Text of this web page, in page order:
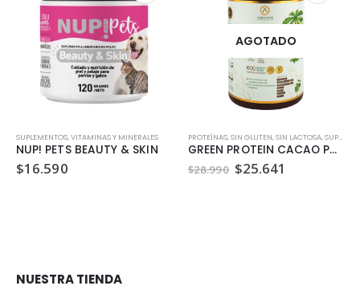
SUPLEMENTOS,VITAMINAS Y MINERALES
NUP! PETS BEAUTY & SKIN
$16.590
AGOTADO
PROTEÍNAS,SIN GLUTEN,SIN LACTOSA,SUPLEMENTOS
GREEN PROTEIN CACAO POWER 600 GR
$28.990 El
precio
$25.641
NUESTRA TIENDA